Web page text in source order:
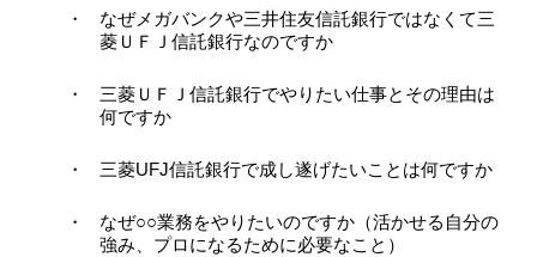
なぜメガバンクや三井住友信託銀行ではなくて三
菱ＵＦＪ信託銀行なのですか
三菱ＵＦＪ信託銀行でやりたい仕事とその理由は
何ですか
三菱UFJ信託銀行で成し遂げたいことは何ですか
なぜ○○業務をやりたいのですか（活かせる自分の
強み、プロになるために必要なこと）